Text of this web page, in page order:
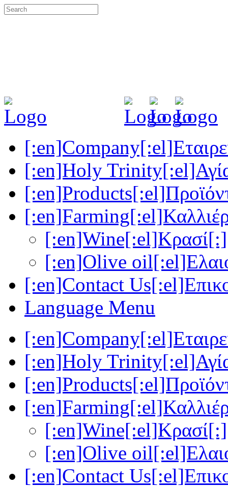
[:en]Holy
[:en]Wine[:el]Κρασί[:]
[:en]Olive
[:en]Contact
Language Menu
[:en]Holy
[:en]Wine[:el]Κρασί[:]
[:en]Olive
[:en]Contact